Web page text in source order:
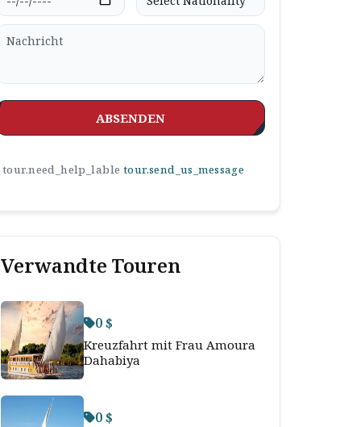
ABSENDEN
tour.need_help_lable tour.send_us_message
Verwandte Touren
0 $
Kreuzfahrt mit Frau Amoura
Dahabiya
0 $